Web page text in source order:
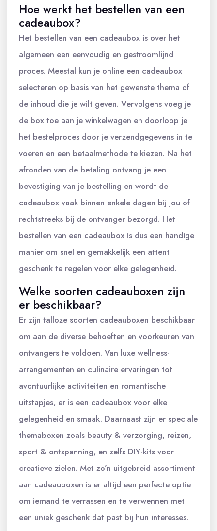
Hoe werkt het bestellen van een
cadeaubox?
Het bestellen van een cadeaubox is over het
algemeen een eenvoudig en gestroomlijnd
proces. Meestal kun je online een cadeaubox
selecteren op basis van het gewenste thema of
de inhoud die je wilt geven. Vervolgens voeg je
de box toe aan je winkelwagen en doorloop je
het bestelproces door je verzendgegevens in te
voeren en een betaalmethode te kiezen. Na het
afronden van de betaling ontvang je een
bevestiging van je bestelling en wordt de
cadeaubox vaak binnen enkele dagen bij jou of
rechtstreeks bij de ontvanger bezorgd. Het
bestellen van een cadeaubox is dus een handige
manier om snel en gemakkelijk een attent
geschenk te regelen voor elke gelegenheid.
Welke soorten cadeauboxen zijn
er beschikbaar?
Er zijn talloze soorten cadeauboxen beschikbaar
om aan de diverse behoeften en voorkeuren van
ontvangers te voldoen. Van luxe wellness-
arrangementen en culinaire ervaringen tot
avontuurlijke activiteiten en romantische
uitstapjes, er is een cadeaubox voor elke
gelegenheid en smaak. Daarnaast zijn er speciale
themaboxen zoals beauty & verzorging, reizen,
sport & ontspanning, en zelfs DIY-kits voor
creatieve zielen. Met zo’n uitgebreid assortiment
aan cadeauboxen is er altijd een perfecte optie
om iemand te verrassen en te verwennen met
een uniek geschenk dat past bij hun interesses.